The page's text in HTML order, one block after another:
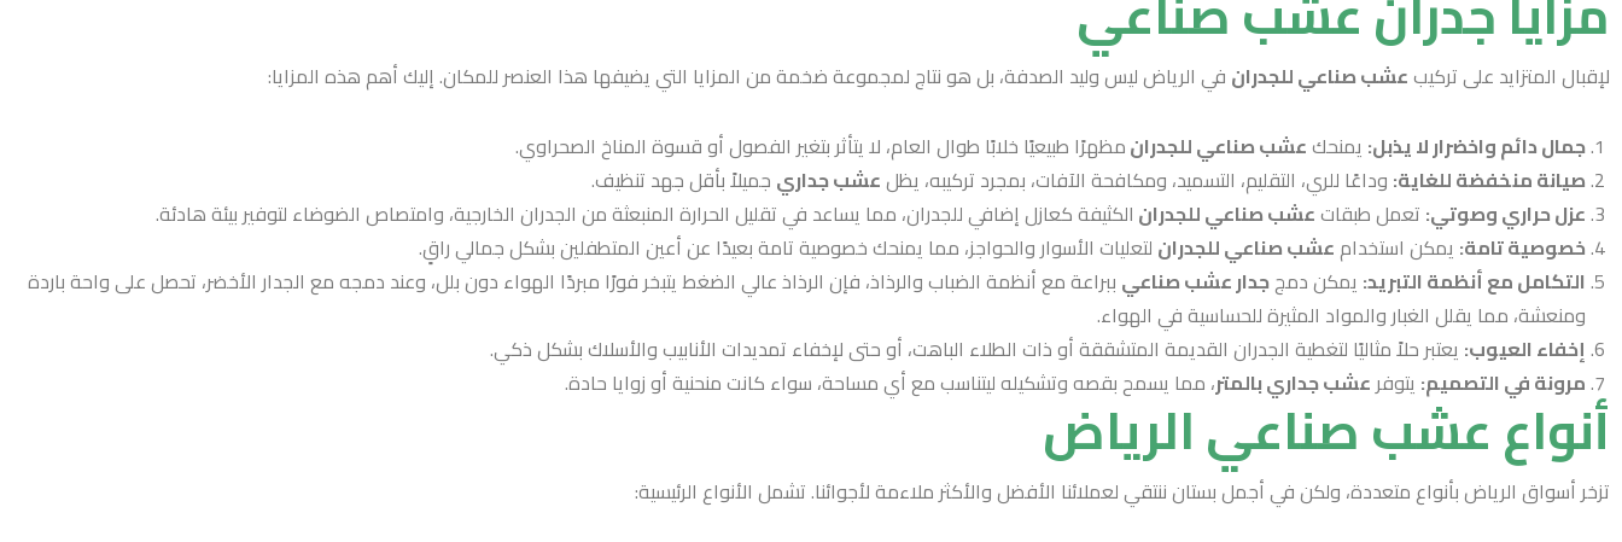
لإقبال المتزايد على تركيبعشب صناعي للجدران في الرياض ليس وليد الصدفة، بل هو نتاج لمجموعة ضخمة من المزايا التي يضيفها هذا العنصر للمكان. إليك أهم هذه المزايا:
جمال دائم واخضرار لا يذبل: يمنحكعشب صناعي للجدرانمظهرًا طبيعيًا خلابًا طوال العام، لا يتأثر بتغير الفصول أو قسوة المناخ الصحراوي.
صيانة منخفضة للغاية: وداعًا للري، التقليم، التسميد، ومكافحة الآفات، بمجرد تركيبه، يظلعشب جداري جميلاً بأقل جهد تنظيف.
عزل حراري وصوتي: تعمل طبقاتعشب صناعي للجدران الكثيفة كعازل إضافي للجدران، مما يساعد في تقليل الحرارة المنبعثة من الجدران الخارجية، وامتصاص الضوضاء لتوفير بيئة هادئة.
خصوصية تامة: يمكن استخدامعشب صناعي للجدران لتعليات الأسوار والحواجز، مما يمنحك خصوصية تامة بعيدًا عن أعين المتطفلين بشكل جمالي راقٍ.
التكامل مع أنظمة التبريد: يمكن دمججدار عشب صناعي ببراعة مع أنظمة الضباب والرذاذ، فإن الرذاذ عالي الضغط يتبخر فورًا مبردًا الهواء دون بلل، وعند دمجه مع الجدار الأخضر، تحصل على واحة باردة
ومنعشة، مما يقلل الغبار والمواد المثيرة للحساسية في الهواء.
إخفاء العيوب: يعتبر حلاً مثاليًا لتغطية الجدران القديمة المتشققة أو ذات الطلاء الباهت، أو حتى لإخفاء تمديدات الأنابيب والأسلاك بشكل ذكي.
مرونة في التصميم: يتوفرعشب جداري بالمتر، مما يسمح بقصه وتشكيله ليتناسب مع أي مساحة، سواء كانت منحنية أو زوايا حادة.أنواع عشب صناعي الرياض
تزخر أسواق الرياض بأنواع متعددة، ولكن في أجمل بستان ننتقي لعملائنا الأفضل والأكثر ملاءمة لأجوائنا. تشمل الأنواع الرئيسية: